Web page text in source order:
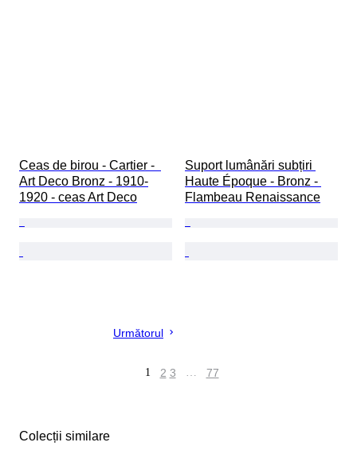
Ceas de birou - Cartier -
Art Deco Bronz - 1910-
1920 - ceas Art Deco
Suport lumânări subțiri
Haute Époque - Bronz -
Flambeau Renaissance
Următorul
1 2 3 … 77
Colecții similare